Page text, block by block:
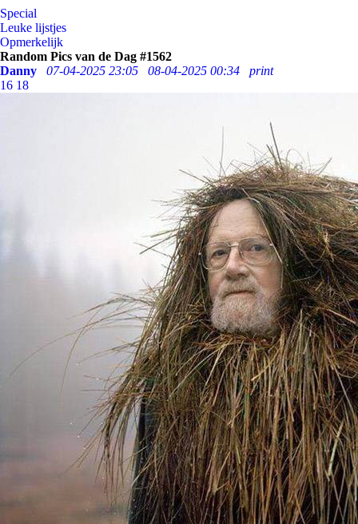
Special
Leuke lijstjes
Opmerkelijk
Random Pics van de Dag #1562
Danny
07-04-2025 23:05 08-04-2025 00:34
print
16 18